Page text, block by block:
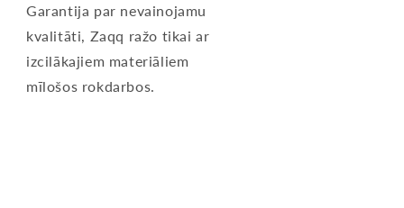
Garantija par nevainojamu
kvalitāti, Zaqq ražo tikai ar
izcilākajiem materiāliem
mīlošos rokdarbos.